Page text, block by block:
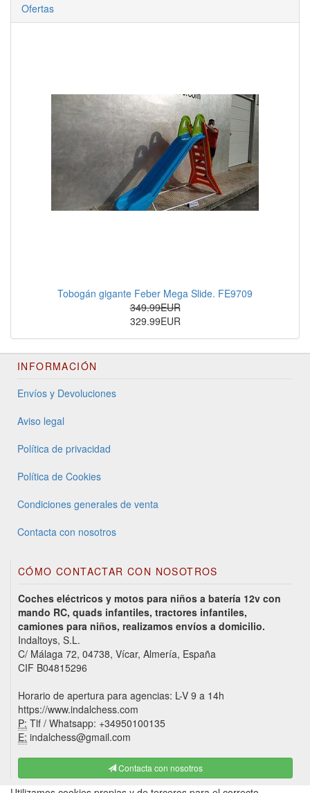
Ofertas
Tobogán gigante Feber Mega Slide. FE9709
349.99EUR
329.99EUR
INFORMACIÓN
Envíos y Devoluciones
Aviso legal
Política de privacidad
Política de Cookies
Condiciones generales de venta
Contacta con nosotros
CÓMO CONTACTAR CON NOSOTROS
Coches eléctricos y motos para niños a batería 12v con
mando RC, quads infantiles, tractores infantiles,
camiones para niños, realizamos envíos a domicilio.
Indaltoys, S.L.
C/ Málaga 72, 04738, Vícar, Almería, España
CIF B04815296
Horario de apertura para agencias: L-V 9 a 14h
https://www.indalchess.com
P: Tlf / Whatsapp: +34950100135
E: indalchess@gmail.com
Contacta con nosotros